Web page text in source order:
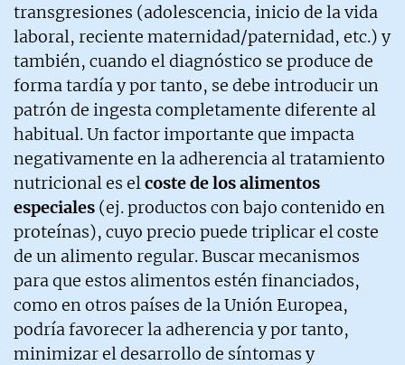
transgresiones (adolescencia, inicio de la vida
laboral, reciente maternidad/paternidad, etc.) y
también, cuando el diagnóstico se produce de
forma tardía y por tanto, se debe introducir un
patrón de ingesta completamente diferente al
habitual. Un factor importante que impacta
negativamente en la adherencia al tratamiento
nutricional es elcoste de los alimentos
especiales (ej. productos con bajo contenido en
proteínas), cuyo precio puede triplicar el coste
de un alimento regular. Buscar mecanismos
para que estos alimentos estén financiados,
como en otros países de la Unión Europea,
podría favorecer la adherencia y por tanto,
minimizar el desarrollo de síntomas y